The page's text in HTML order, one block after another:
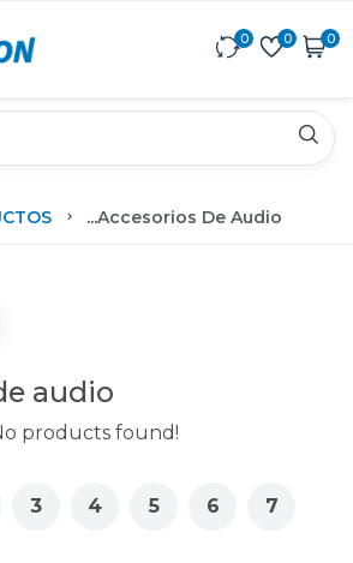
0 0 0
...Accesorios De Audio
audio
products found!
3 4 5 6 7